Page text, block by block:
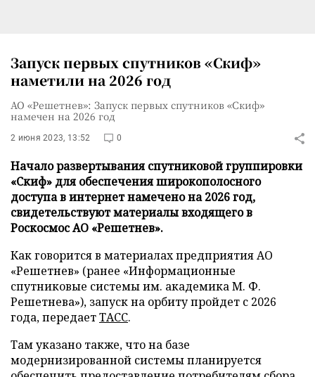
Запуск первых спутников «Скиф»
наметили на 2026 год
АО «Решетнев»: Запуск первых спутников «Скиф»
намечен на 2026 год
2 июня 2023, 13:52 0
Начало развертывания спутниковой группировки
«Скиф» для обеспечения широкополосного
доступа в интернет намечено на 2026 год,
свидетельствуют материалы входящего в
Роскосмос АО «Решетнев».
Как говорится в материалах предприятия АО
«Решетнев» (ранее «Информационные
спутниковые системы им. академика М. Ф.
Решетнева»), запуск на орбиту пройдет с 2026
года, передаетТАСС.
Там указано также, что на базе
модернизированной системы планируется